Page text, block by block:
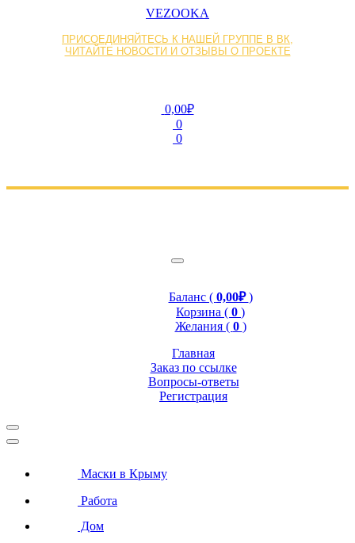
VEZOOKA
ПРИСОЕДИНЯЙТЕСЬ К НАШЕЙ ГРУППЕ В ВК,
ЧИТАЙТЕ НОВОСТИ И ОТЗЫВЫ О ПРОЕКТЕ
0,00₽
0
0
Баланс ( 0,00₽)
Корзина ( 0 )
Желания ( 0 )
Главная
Заказ по ссылке
Вопросы-ответы
Регистрация
Маски в Крыму
Работа
Дом